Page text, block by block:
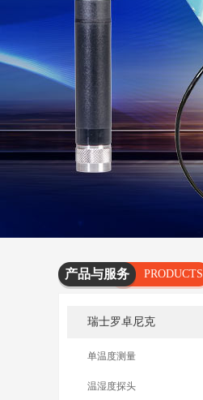
产品与服务
PRODUCTS
SERVICES
瑞士罗卓尼克
单温度测量
温湿度探头